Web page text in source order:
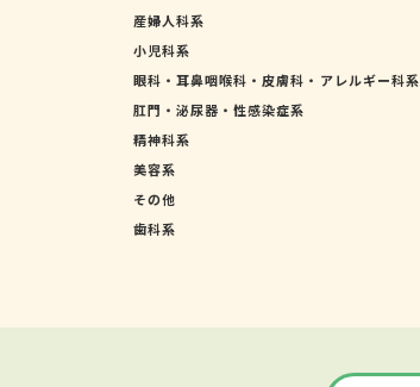
産婦人科系
小児科系
眼科・耳鼻咽喉科・皮膚科・アレルギー科系
肛門・泌尿器・性感染症系
精神科系
美容系
その他
歯科系